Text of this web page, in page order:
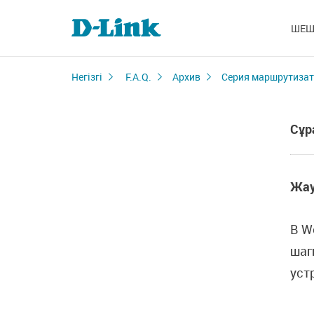
Негізгі F.A.Q. Архив Серия
В